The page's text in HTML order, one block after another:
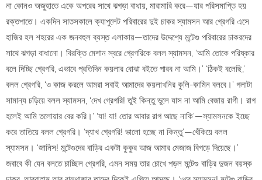
না কোনও অজুহাতে একে অপরের সাথে ঝগড়া বাধায়, মারামারি করে—যার পরিসমাপ্তি হয়
রক্তপাতে। একদিন সাতসকালে ক্যাপুলেট পরিবারের দুই চাকর স্যামসন আর গ্রেগরি এসে
হাজির হল শহরের এক জনবহুল ব্যস্ত এলাকায়—তাদের উদ্দেশ্যে মন্টেগু পরিবারের চাকরদের
সাথে ঝগড়া বাধানো। বিরক্তি মেশান স্বরে গ্রেগরিকে বলল স্যামসন, ‘আমি তোকে পরিষ্কার
বলে দিচ্ছি গ্রেগরি, এভাবে প্রতিদিন কয়লার বোঝা বইতে পারব না আমি।’ ‘ঠিকই বলেছি,’
বলল গ্রেগরি, ‘ও কাজ করলে আমরা সবাই আমাদের কয়লাখনির কুলি-কামিন বলবে।’ গলাটা
সামান্য চড়িয়ে বলল স্যামসন, ‘দেখ গ্রেগরি! তুই কিন্তু ভুলে যাস না আমি বেজায় রাগী। রাগ
হলেই আমি তলোয়ার বের করি।’ ‘যা! যা! তোর আবার রাগ আছে নাকি’—স্যামসনকে ইচ্ছে
করে তাতিয়ে বলল গ্রেগরি। ‘দ্যাখ গ্রেগরি! ভালো হচ্ছে না কিন্তু’—খেঁকিয়ে বলল
স্যামসন। ‘জানিস! মন্টেগুদের বাড়ির একটা কুকুর আজ আমার মেজাজ বিগড়ে দিয়েছে।’
জবাবে কী যেন বলতে চাচ্ছিল গ্রেগরি, এমন সময় তার চোখে পড়ল মন্টেগু বাড়ির দুজন বয়স্ক